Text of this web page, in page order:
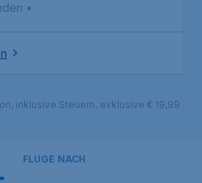
•
inklusive Steuern, exklusive € 19,99
FLÜGE NACH